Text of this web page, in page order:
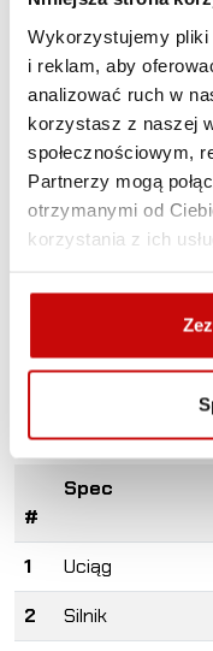
Wykorzystujemy
i reklam, aby
analizować ruch w
korzystasz z naszej
społecznościowym,
Partnerzy mogą
otrzymanymi od
korzystania z ich
roadowej oraz
Zaawansowane,
umożliwiają
mocy nie
Skrzynka z
na bębnie. Jeśli
ma problemu,
Za utrzymanie
cierny, a wytrzymała
wykonana ze
bezawaryjnej pracy,
pojazdów pomocy
zastosowań
#
Spec
1 Uciąg
2
Silnik